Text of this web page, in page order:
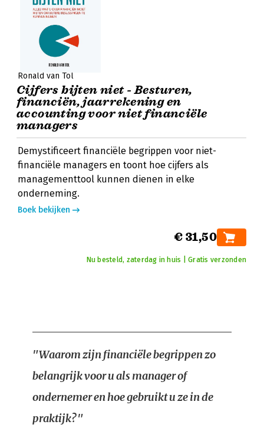
Ronald van Tol
Cijfers bijten niet - Besturen,
financiën, jaarrekening en
accounting voor niet financiële
managers
Demystificeert financiële begrippen voor niet-
financiële managers en toont hoe cijfers als
managementtool kunnen dienen in elke
onderneming.
Boek bekijken
€ 31,50
Nu besteld, zaterdag in huis | Gratis verzonden
"Waarom zijn financiële begrippen zo
belangrijk voor u als manager of
ondernemer en hoe gebruikt u ze in de
praktijk?"